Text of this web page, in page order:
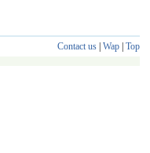
Contact us| Wap| Top